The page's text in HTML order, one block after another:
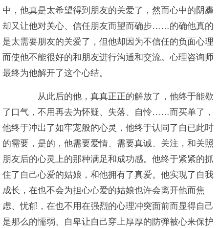
中，他真是太希望得到朋友的关爱了，然而心中的阴霾
却又让他对关心、信任朋友而望而确步……的确他真的
是太需要朋友的关爱了，但他却因为不信任的负面心理
而使他不能很好的和朋友进行沟通和交流。心理咨询师
最终为他解开了这个心结。
从此后的他，真真正正的解放了，他终于能歇
了口气，不用再去为怀疑、失落、自怜……而买单了，
他终于冲出了如牢宠般的心灵，他终于认同了自已此时
的需要，是的，他需要爱情、需要真诚、关注，和关照
朋友后的心灵上的那种满足和成功感。他终于紧紧的抓
住了自己心爱的姑娘，和他拥有了真爱。他实现了自我
成长，在也不会为担心心爱的姑娘也许会离开他而焦
虑、忧郁，在也不用在强烈的心理冲突面前而显得自己
是那么的懦弱、自卑让自己穿上厚厚的防弹被心来保护